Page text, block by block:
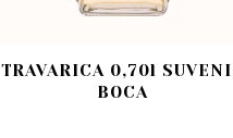
TRAVARICA 0,70l
BOCA